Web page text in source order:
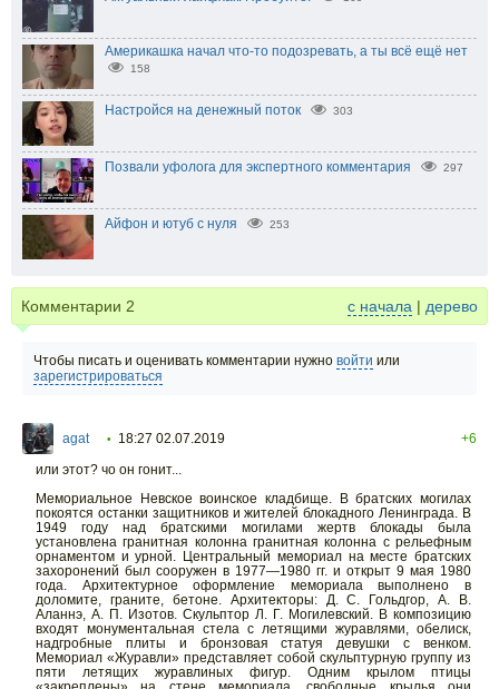
Америкашка начал что-то подозревать, а ты всё ещё нет
158
Настройся на денежный поток 303
Позвали уфолога для экспертного комментария 297
Айфон и ютуб с нуля 253
Комментарии 2 с начала | дерево
Чтобы писать и оценивать комментарии нужно войти или
зарегистрироваться
agat • 18:27 02.07.2019
+6
или этот? чо он гонит...
Мемориальное Невское воинское кладбище. В братских могилах
покоятся останки защитников и жителей блокадного Ленинграда. В
1949 году над братскими могилами жертв блокады была
установлена гранитная колонна гранитная колонна с рельефным
орнаментом и урной. Центральный мемориал на месте братских
захоронений был сооружен в 1977—1980 гг. и открыт 9 мая 1980
года. Архитектурное оформление мемориала выполнено в
доломите, граните, бетоне. Архитекторы: Д. С. Гольдгор, А. В.
Аланнэ, А. П. Изотов. Скульптор Л. Г. Могилевский. В композицию
входят монументальная стела с летящими журавлями, обелиск,
надгробные плиты и бронзовая статуя девушки с венком.
Мемориал «Журавли» представляет собой скульптурную группу из
пяти летящих журавлиных фигур. Одним крылом птицы